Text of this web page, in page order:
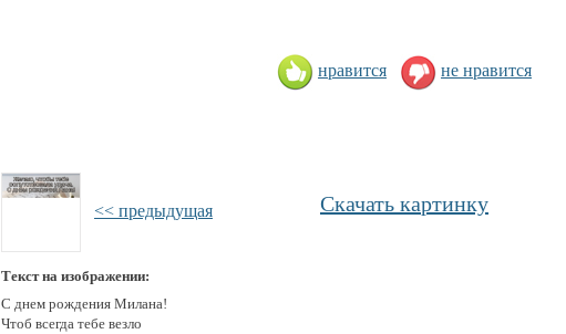
нравится не нравится
<< предыдущая Скачать картинку
Текст на изображении:
С днем рождения Милана!
Чтоб всегда тебе везло